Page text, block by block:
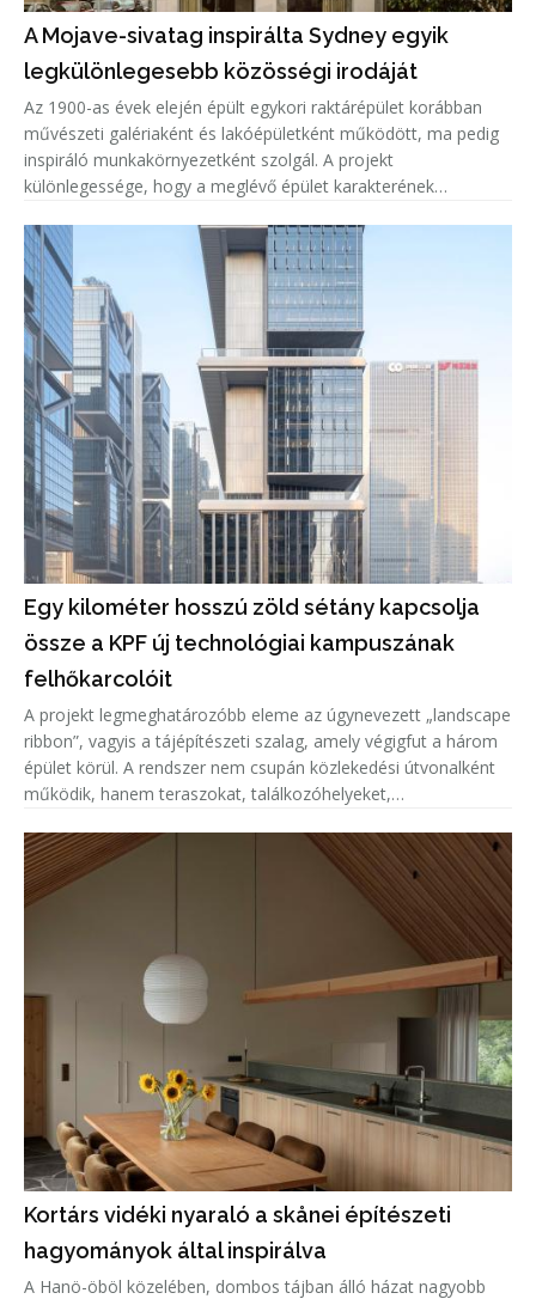
A Mojave-sivatag inspirálta Sydney egyik
legkülönlegesebb közösségi irodáját
Az 1900-as évek elején épült egykori raktárépület korábban
művészeti galériaként és lakóépületként működött, ma pedig
inspiráló munkakörnyezetként szolgál. A projekt
különlegessége, hogy a meglévő épület karakterének
Mojave-sivatag színe
Egy kilométer hosszú zöld sétány kapcsolja
össze a KPF új technológiai kampuszának
felhőkarcolóit
A projekt legmeghatározóbb eleme az úgynevezett „landscape
ribbon”, vagyis a tájépítészeti szalag, amely végigfut a három
épület körül. A rendszer nem csupán közlekedési útvonalként
működik, hanem teraszokat, találkozóhelyeket,
között teljes és
Kortárs vidéki nyaraló a skånei építészeti
hagyományok által inspirálva
A Hanö-öböl közelében, dombos tájban álló házat nagyobb